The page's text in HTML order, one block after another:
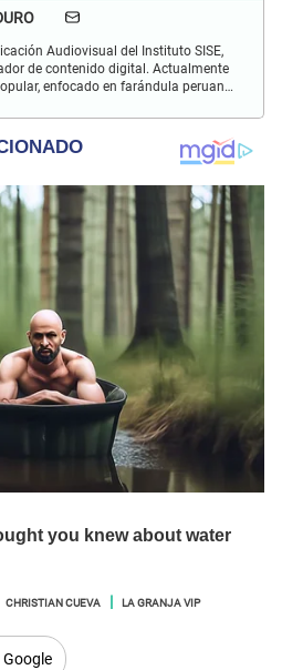
Audiovisual del Instituto SISE,
de contenido digital. Actualmente
enfocado en farándula peruana,
CHRISTIAN CUEVA LA GRANJA VIP
Google